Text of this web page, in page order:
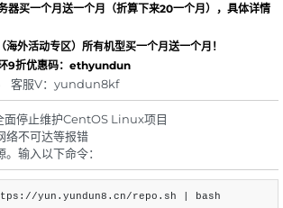
硬盘：100G SSD
防御：200G DDOS
域名免备案 广播
搭载高性能AMD
器买一个月送一个月（折算下来20一个月），具体详情
外活动专区）所有机型买一个月送一个月！
9折优惠码：ethyundun
客服V：yundun8kf
面停止维护CentOS Linux项目
络不可达等报错
输入以下命令：
yun.yundun8.cn/repo.sh | bash